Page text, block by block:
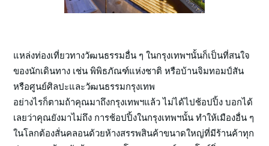
แหล่งท่องเที่ยวทางวัฒนธรรมอื่น ๆ ในกรุงเทพฯนั้นก็เป็นที่สนใจ
ของนักเดินทาง เช่น พิพิธภัณฑ์แห่งชาติ หรือบ้านจิมทอมป์สัน
หรือศูนย์ศิลปะและวัฒนธรรมกรุงเทพ
อย่างไรก็ตามถ้าคุณมาถึงกรุงเทพฯแล้ว ไม่ได้ไปช้อปปิ้ง บอกได้
เลยว่าคุณยังมาไม่ถึง การช้อปปิ้งในกรุงเทพฯนั้น ทำให้เมืองอื่น ๆ
ในโลกต้องสั่นคลอนด้วยห้างสรรพสินค้าขนาดใหญ่ที่มีร้านค้าทุก